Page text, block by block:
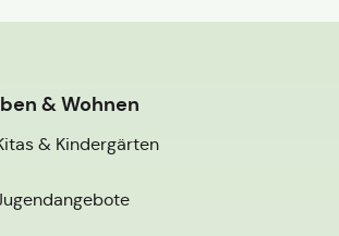
& Wohnen
& Kindergärten